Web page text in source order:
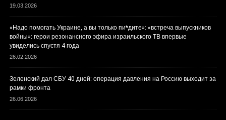
19.03.2026
«Надо помогать Украине, а вы только пи*дите»: «встреча выпускников
войны»: герои резонансного эфира израильского ТВ впервые
увиделись спустя 4 года
26.02.2026
Зеленский дал СБУ 40 дней: операция давления на Россию выходит за
рамки фронта
26.06.2026